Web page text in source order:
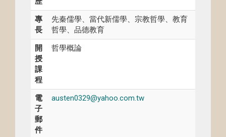
專
長
先秦儒學、當代新儒學、宗教哲學、教育
哲學、品德教育
開
授
課
程
哲學概論
電
子
郵
件
austen0329@yahoo.com.tw